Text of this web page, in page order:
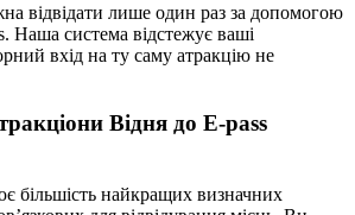
відвідати лише один раз за допомогою
Наша система відстежує ваші
вхід на ту саму атракцію не
Відня до E-pass
більшість найкращих визначних